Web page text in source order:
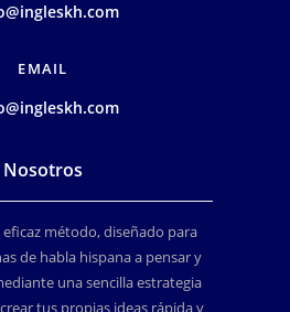
EMAIL
Nosotros
método, diseñado para
de habla hispana a pensar y
una sencilla estrategia
tus propias ideas rápida y